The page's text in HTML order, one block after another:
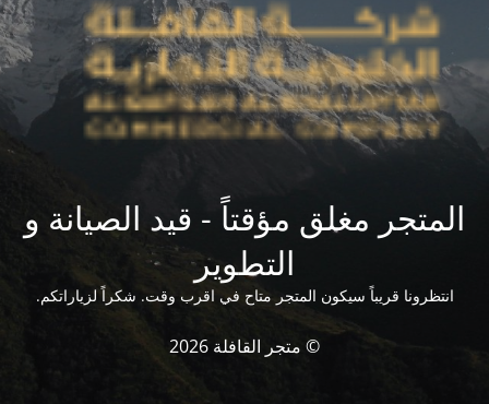
المتجر مغلق مؤقتاً - قيد الصيانة و
التطوير
انتظرونا قريباً سيكون المتجر متاح في اقرب وقت. شكراً لزياراتكم.
© متجر القافلة 2026